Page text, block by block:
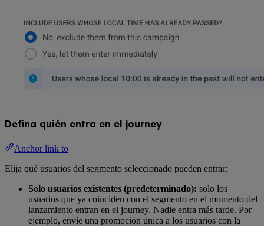
Defina quién entra en el journey
Anchor link to
Elija qué usuarios del segmento seleccionado pueden entrar:
Solo usuarios existentes (predeterminado): solo los
usuarios que ya coinciden con el segmento en el momento del
lanzamiento entran en el journey. Nadie entra más tarde. Por
ejemplo, envíe una promoción única a los usuarios con la